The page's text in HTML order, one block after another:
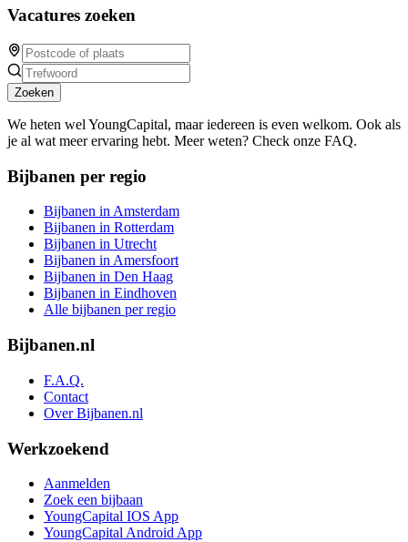
Vacatures zoeken
Zoeken
We heten wel YoungCapital, maar iedereen is even welkom. Ook als
je al wat meer ervaring hebt. Meer weten? Check onze FAQ.
Bijbanen per regio
Bijbanen in Amsterdam
Bijbanen in Rotterdam
Bijbanen in Utrecht
Bijbanen in Amersfoort
Bijbanen in Den Haag
Bijbanen in Eindhoven
Alle bijbanen per regio
Bijbanen.nl
F.A.Q.
Contact
Over Bijbanen.nl
Werkzoekend
Aanmelden
Zoek een bijbaan
YoungCapital IOS App
YoungCapital Android App